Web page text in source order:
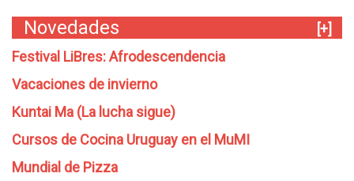
Novedades
[+]
Festival LiBres: Afrodescendencia
Vacaciones de invierno
Kuntai Ma (La lucha sigue)
Cursos de Cocina Uruguay en el MuMI
Mundial de Pizza